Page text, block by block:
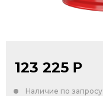
123 225 Р
Наличие по запросу